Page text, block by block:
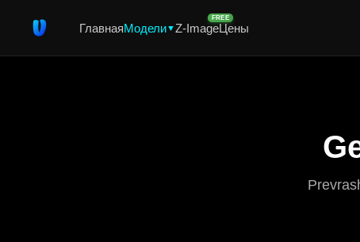
ГлавнаяМодели▼Z-Image
FREE
Цены